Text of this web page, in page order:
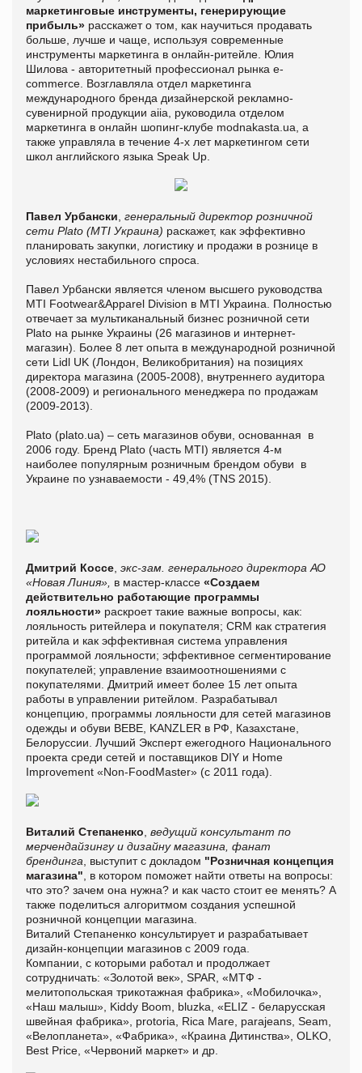
маркетинговые инструменты, генерирующие
прибыль» расскажет о том, как научиться продавать
больше, лучше и чаще, используя современные
инструменты маркетинга в онлайн-ритейле. Юлия
Шилова - авторитетный профессионал рынка e-
commerce. Возглавляла отдел маркетинга
международного бренда дизайнерской рекламно-
сувенирной продукции aiia, руководила отделом
маркетинга в онлайн шопинг-клубе modnakasta.ua, а
также управляла в течение 4-x лет маркетингом сети
школ английского языка Speak Up.
Павел Урбански генеральный директор розничной
сети Plato (MTI Украина) раскажет, как эффективно
планировать закупки, логистику и продажи в рознице в
условиях нестабильного спроса.
Павел Урбански является членом высшего руководства
MTI Footwear&Apparel Division в MTI Украина. Полностью
отвечает за мультиканальный бизнес розничной сети
Plato на рынке Украины (26 магазинов и интернет-
магазин). Более 8 лет опыта в международной розничной
сети Lidl UK (Лондон, Великобритания) на позициях
директора магазина (2005-2008), внутреннего аудитора
(2008-2009) и регионального менеджера по продажам
(2009-2013).
Plato (plato.ua) – cеть магазинов обуви, основанная в
2006 году. Бренд Plato (часть MTI) является 4-м
наиболее популярным розничным брендом обуви в
Украине по узнаваемости - 49,4% (TNS 2015).
Дмитрий Коссе экс-зам. генерального директора АО
«Новая Линия», в мастер-классе «Создаем
действительно работающие программы
лояльности» раскроет такие важные вопросы, как:
лояльность ритейлера и покупателя; CRM как стратегия
ритейла и как эффективная система управления
программой лояльности; эффективное сегментирование
покупателей; управление взаимоотношениями с
покупателями. Дмитрий имеет более 15 лет опыта
работы в управлении ритейлом. Разрабатывал
концепцию, программы лояльности для сетей магазинов
одежды и обуви BEBE, KANZLER в РФ, Казахстане,
Белоруссии. Лучший Эксперт ежегодного Национального
проекта среди сетей и поставщиков DIY и Home
Improvement «Non-FoodMaster» (с 2011 года).
Виталий Степаненко ведущий консультант по
мерчендайзингу и дизайну магазина, фанат
брендинга , выступит с докладом "Розничная концепция
магазина" , в котором поможет найти ответы на вопросы:
что это? зачем она нужна? и как часто стоит ее менять? А
также поделиться алгоритмом создания успешной
розничной концепции магазина.
Виталий Степаненко консультирует и разрабатывает
дизайн-концепции магазинов с 2009 года.
Компании, с которыми работал и продолжает
сотрудничать: «Золотой век», SPAR, «МТФ -
мелитопольская трикотажная фабрика», «Мобилочка»,
«Наш малыш», Kiddy Boom, bluzka, «ELIZ - беларусская
швейная фабрика», protoria, Rica Mare, parajeans, Seam,
«Велопланета», «Фабрика», «Краина Дитинства», OLKO,
Best Price, «Червоний маркет» и др.